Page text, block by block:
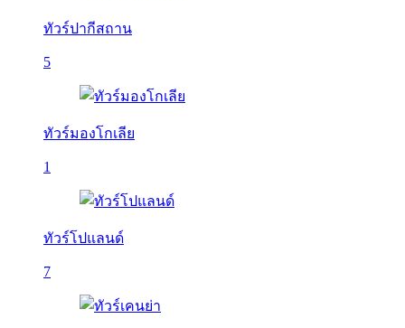
ทัวร์ปากีสถาน
5
ทัวร์มองโกเลีย
1
ทัวร์โปแลนด์
7